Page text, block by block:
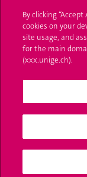
UNIGE Mobile
Médias
Offres d'emploi
Calendrier
Médias sociaux
By clicking
cookies on your
site usage, and
for the main
(xxx.unige.ch).